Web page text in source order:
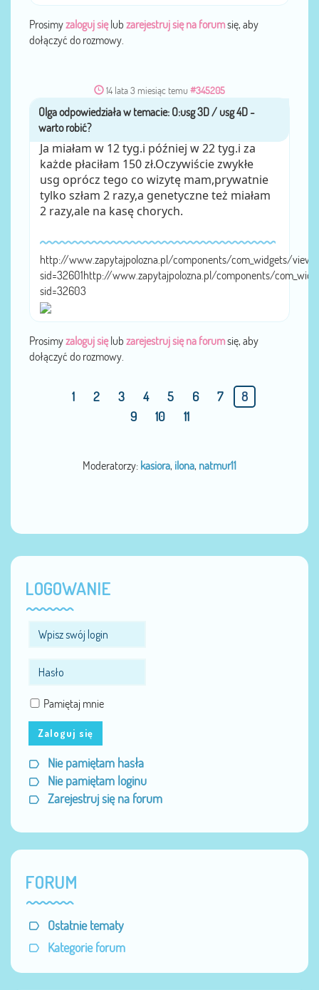
Prosimyzaloguj sięlub zarejestruj się na forumsię, aby
dołączyć do rozmowy.
14 lata 3 miesiąc temu #345205
przezOlga
Ja miałam w 12 tyg.i później w 22 tyg.i za
każde płaciłam 150 zł.Oczywiście zwykłe
usg oprócz tego co wizytę mam,prywatnie
tylko szłam 2 razy,a genetyczne też miałam
2 razy,ale na kasę chorych.
http://www.zapytajpolozna.pl/components/com_widgets/
sid=32601http://www.zapytajpolozna.pl/components/
sid=32603
Prosimyzaloguj sięlub zarejestruj się na forumsię, aby
dołączyć do rozmowy.
1 2 3 4 5 6 7
8
9
10 11
Moderatorzy: kasiora, ilona, natmur11
LOGOWANIE
Pamiętaj mnie
Zaloguj się
Nie pamiętam hasła
Nie pamiętam loginu
Zarejestruj się na forum
FORUM
Ostatnie tematy
Kategorie forum